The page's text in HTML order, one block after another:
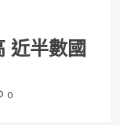
近半數國
0